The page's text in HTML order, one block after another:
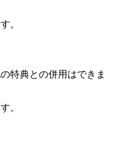
。
特典との併用はできま
。